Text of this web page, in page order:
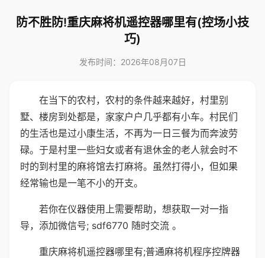
防不胜防!重庆麻将机遥控器哪里有(控场小技
巧)
发布时间：2026年08月07日
在当下的农村，农村的条件越来越好，村里别
墅、楼房到处都是，家家户户几乎都有小车。村民们
的生活也是过小康生活，不再为一日三餐为而奔波劳
碌。于是村里一些妇女或者有退休金的老人就会时不
时的到村里的麻将馆去打麻将。虽然打得小，但如果
经常输也是一笔不小的开支。
若你在仪器使用上需要帮助，想获取一对一指
导，添加微信号; sdf6770 随时交流 。
重庆麻将机遥控器哪里有;普通麻将机程序控牌器